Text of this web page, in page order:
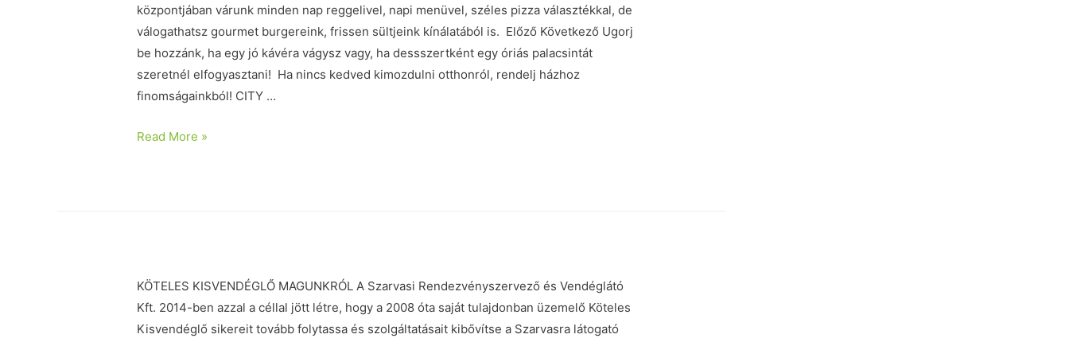
központjában várunk minden nap reggelivel, napi menüvel, széles pizza választékkal, de
válogathatsz gourmet burgereink, frissen sültjeink kínálatából is. Előző Következő Ugorj
be hozzánk, ha egy jó kávéra vágysz vagy, ha dessszertként egy óriás palacsintát
szeretnél elfogyasztani! Ha nincs kedved kimozdulni otthonról, rendelj házhoz
finomságainkból! CITY …
Read More »
KÖTELES KISVENDÉGLŐ MAGUNKRÓL A Szarvasi Rendezvényszervező és Vendéglátó
Kft. 2014-ben azzal a céllal jött létre, hogy a 2008 óta saját tulajdonban üzemelő Köteles
Kisvendéglő sikereit tovább folytassa és szolgáltatásait kibővítse a Szarvasra látogató